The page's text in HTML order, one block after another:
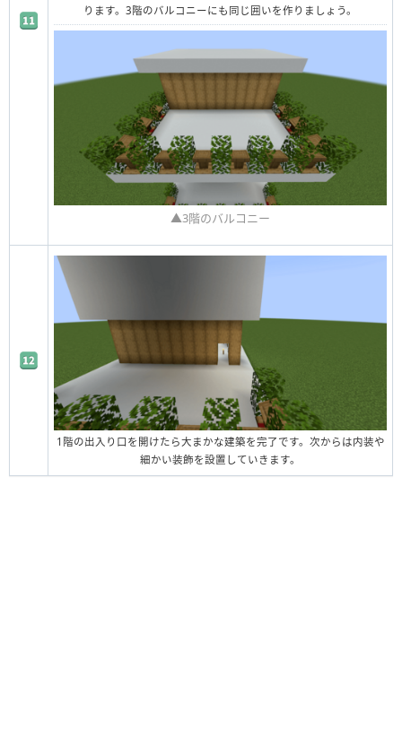
ります。3階のバルコニーにも同じ囲いを作りましょう。
▲3階のバルコニー
1階の出入り口を開けたら大まかな建築を完了です。次からは内装や
細かい装飾を設置していきます。